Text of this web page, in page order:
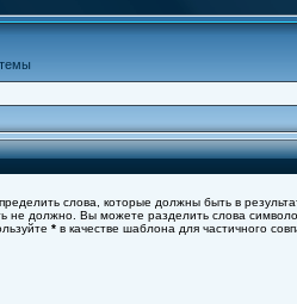
слова, которые должны быть в
не должно. Вы можете разделить слова
* в качестве шаблона для частичного